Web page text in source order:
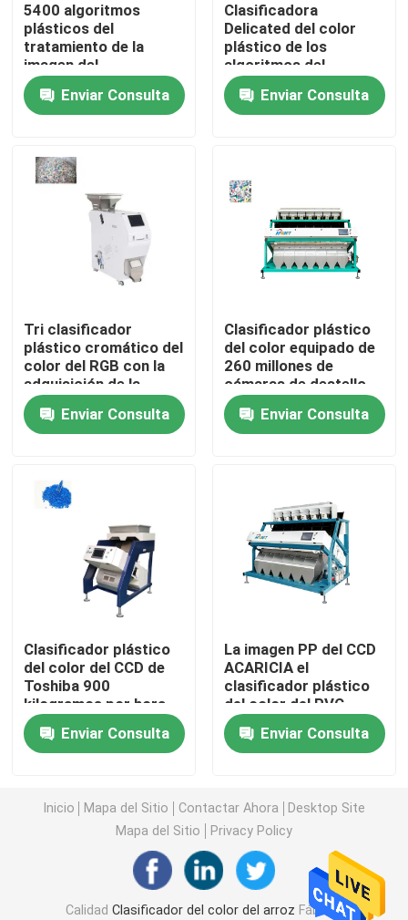
Productos
Sobre nosotros
Viaje de la fábrica
Control de calidad
Éntrenos en contacto con
Noticias
Pida una cita
clasificador del color del grano
Clasificador del color del trigo
clasificador del color del anacardo
clasificador del color del cacahuete
Los granos de café colorean el clasificador
clasificador del color del sésamo
Clasificador Nuts del color
5400 algoritmos
plásticos del
tratamiento de la
imagen del
clasificador del color
de los pixeles
Enviar Consulta
Clasificadora
Delicated del color
plástico de los
algoritmos del
tratamiento de la
imagenEnviar Consulta
Tri clasificador
plástico cromático del
color del RGB con la
adquisición de la
imagen del CCD
Enviar Consulta
Clasificador plástico
del color equipado de
260 millones de
cámaras de destello
olográficas del pixel
Enviar Consulta
Clasificador plástico
del color del CCD de
Toshiba 900
kilogramos por hora
con el filtro de SMC
Enviar Consulta
La imagen PP del CCD
ACARICIA el
clasificador plástico
del color del PVC
Enviar Consulta
Inicio Mapa del Sitio Contactar Ahora
Desktop Site
Mapa del Sitio
Privacy Policy
CalidadClasificador del color del arroz Fábrica